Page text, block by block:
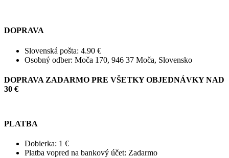
DOPRAVA
Slovenská pošta: 4.90 €
Osobný odber: Moča 170, 946 37 Moča, Slovensko
DOPRAVA ZADARMO PRE VŠETKY OBJEDNÁVKY NAD
30 €
PLATBA
Dobierka: 1 €
Platba vopred na bankový účet: Zadarmo